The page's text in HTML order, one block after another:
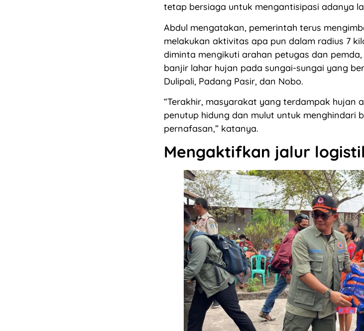
tetap bersiaga untuk mengantisipasi adanya
Abdul mengatakan, pemerintah terus
melakukan aktivitas apa pun dalam radius 7
diminta mengikuti arahan petugas dan
banjir lahar hujan pada sungai-sungai yang
Dulipali, Padang Pasir, dan Nobo.
“Terakhir, masyarakat yang terdampak hujan
penutup hidung dan mulut untuk menghindari
pernafasan,” katanya.
Mengaktifkan jalur